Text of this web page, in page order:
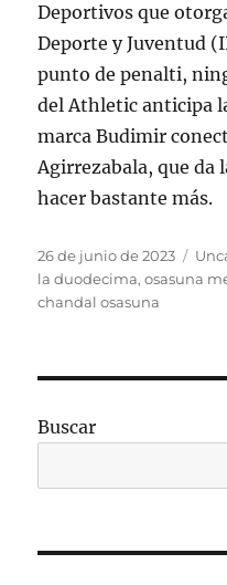
Deportivos que
Deporte y Juventud
punto de penalti,
del Athletic anticipa
marca Budimir
Agirrezabala, que da
hacer bastante más.
Publicado
el
26 de junio de 2023
la duodecima,osasuna
chandal osasuna
Buscar